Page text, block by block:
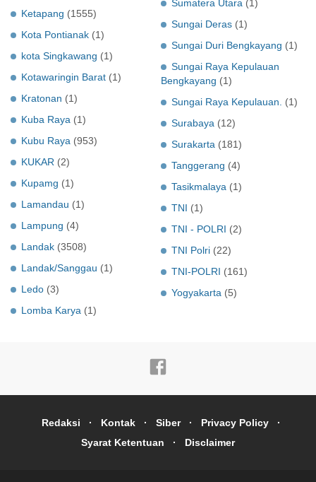
Ketapang (1555)
Kota Pontianak (1)
kota Singkawang (1)
Kotawaringin Barat (1)
Kratonan (1)
Kuba Raya (1)
Kubu Raya (953)
KUKAR (2)
Kupamg (1)
Lamandau (1)
Lampung (4)
Landak (3508)
Landak/Sanggau (1)
Ledo (3)
Lomba Karya (1)
Sumatera Utara (1)
Sungai Deras (1)
Sungai Duri Bengkayang (1)
Sungai Raya Kepulauan
Bengkayang (1)
Sungai Raya Kepulauan.
(1)
Surabaya (12)
Surakarta (181)
Tanggerang (4)
Tasikmalaya (1)
TNI (1)
TNI - POLRI (2)
TNI Polri (22)
TNI-POLRI (161)
Yogyakarta (5)
Redaksi Kontak Siber
Privacy Policy
Syarat Ketentuan
Disclaimer